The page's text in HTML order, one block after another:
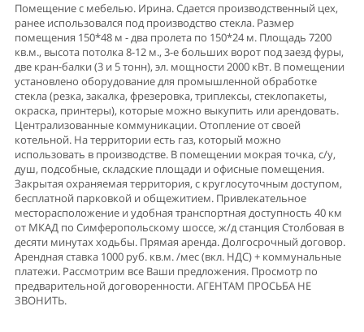
Помещение с мебелью. Ирина. Сдается производственный цех,
ранее использовался под производство стекла. Размер
помещения 150*48 м - два пролета по 150*24 м. Площадь 7200
кв.м., высота потолка 8-12 м., 3-е больших ворот под заезд фуры,
две кран-балки (3 и 5 тонн), эл. мощности 2000 кВт. В помещении
установлено оборудование для промышленной обработке
стекла (резка, закалка, фрезеровка, триплексы, стеклопакеты,
окраска, принтеры), которые можно выкупить или арендовать.
Централизованные коммуникации. Отопление от своей
котельной. На территории есть газ, который можно
использовать в производстве. В помещении мокрая точка, с/у,
душ, подсобные, складские площади и офисные помещения.
Закрытая охраняемая территория, с круглосуточным доступом,
бесплатной парковкой и общежитием. Привлекательное
месторасположение и удобная транспортная доступность 40 км
от МКАД по Симферопольскому шоссе, ж/д станция Столбовая в
десяти минутах ходьбы. Прямая аренда. Долгосрочный договор.
Арендная ставка 1000 руб. кв.м. /мес (вкл. НДС) + коммунальные
платежи. Рассмотрим все Ваши предложения. Просмотр по
предварительной договоренности. АГЕНТАМ ПРОСЬБА НЕ
ЗВОНИТЬ.